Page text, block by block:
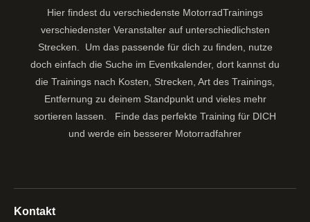
Hier findest du verschiedenste MotorradTrainings
verschiedenster Veranstalter auf unterschiedlichsten
Strecken. Um das passende für dich zu finden, nutze
doch einfach die Suche im Eventkalender, dort kannst du
die Trainings nach Kosten, Strecken, Art des Trainings,
Entfernung zu deinem Standpunkt und vieles mehr
sortieren lassen. Finde das perfekte Training für DICH
und werde ein besserer Motorradfahrer
Kontakt